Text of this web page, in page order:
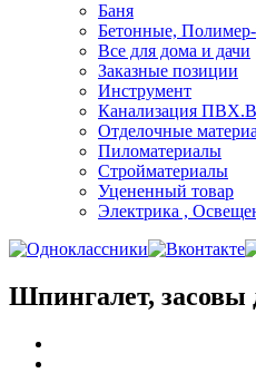
Баня
Бетонные,
Все для дома и дачи
Заказные позиции
Инструмент
Канализация
Отделочные
Пиломатериалы
Стройматериалы
Уцененный товар
Электрика ,
Шпингалет, засовы